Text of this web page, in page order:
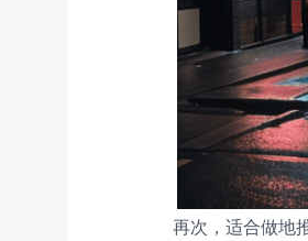
再次，适合做地